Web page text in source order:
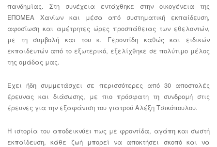
πανδημίας. Στη συνέχεια εντάχθηκε στην οικογένεια της
ΕΠΟΜΕΑ Χανίων και μέσα από συστηματική εκπαίδευση,
αφοσίωση και αμέτρητες ώρες προσπάθειας των εθελοντών,
με τη συμβολή και του κ. Γεροντίδη καθώς και ειδικών
εκπαιδευτών από το εξωτερικό, εξελίχθηκε σε πολύτιμο μέλος
της ομάδας μας.
Έχει ήδη συμμετάσχει σε περισσότερες από 30 αποστολές
έρευνας και διάσωσης, με πιο πρόσφατη τη συνδρομή στις
έρευνες για την εξαφάνιση του γιατρού Αλέξη Τσικόπουλου.
Η ιστορία του αποδεικνύει πως με φροντίδα, αγάπη και σωστή
εκπαίδευση, κάθε ζωή μπορεί να αποκτήσει σκοπό και να